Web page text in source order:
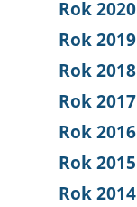
Rok 2020
Rok 2019
Rok 2018
Rok 2017
Rok 2016
Rok 2015
Rok 2014